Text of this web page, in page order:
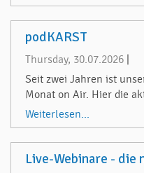
podKARST
Thursday, 30.07.2026
Seit zwei Jahren ist
Monat on Air. Hier die
Weiterlesen...
Live-Webinare - die